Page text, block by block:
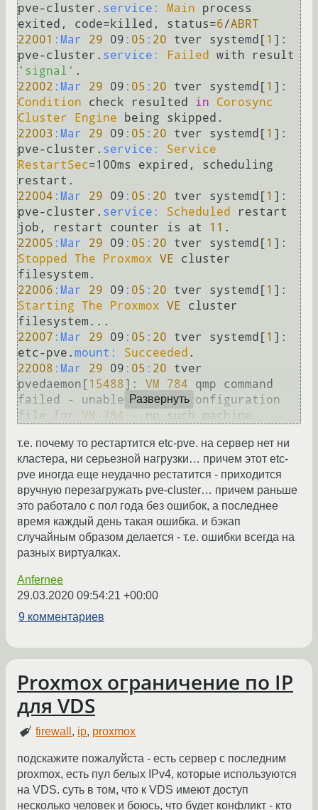
pve-cluster. service: Main process
exited, code=killed, status=6/ABRT
22001 :Mar 29 09 : 05 : 20 tver systemd[ 1 ]:
pve-cluster. service: Failed
with result
'signal'
22002 :Mar 29 09 : 05 : 20 tver systemd[ 1
Condition check resulted in
Corosync
Cluster
Engine
22003 :Mar 29 09 : 05 : 20 tver systemd[ 1 ]:
pve-cluster. service:
Service
RestartSec=100ms expired, scheduling
22004 :Mar 29 09 : 05 : 20 tver systemd[ 1 ]:
pve-cluster. service: Scheduled
restart
job, restart counter is at
11
22005 :Mar 29 09 : 05 : 20 tver systemd[ 1
Stopped
The Proxmox VE cluster
22006 :Mar 29 09 : 05 : 20 tver systemd[ 1
Starting The Proxmox VE cluster
22007 :Mar 29 09 : 05 : 20 tver systemd[ 1 ]:
etc-pve. mount: Succeeded
22008 :Mar 29 09 : 05 : 20 tver
pvedaemon[ 15488]: VM 784 qmp command
failed - unable to find configuration
file
for VM 784
Развернуть
т.е. почему то рестартится etc-pve. на сервер нет ни
кластера, ни серьезной нагрузки… причем этот etc-
pve иногда еще неудачно рестатится - приходится
вручную перезагружать pve-cluster… причем раньше
это работало с пол года без ошибок, а последнее
время каждый день такая ошибка. и бэкап
случайным образом делается - т.е. ошибки всегда на
разных виртуалках.
Anfernee
29.03.2020 09:54:21 +00:00
9 комментариев
Proxmox ограничение по IP
для VDS
firewall , ip, proxmox
подскажите пожалуйста - есть сервер с последним
proxmox, есть пул белых IPv4, которые используются
на VDS. суть в том, что к VDS имеют доступ
несколько человек и боюсь, что будет конфликт - кто